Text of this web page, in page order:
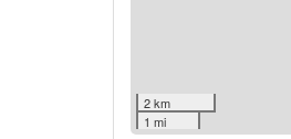
2 km
1 mi